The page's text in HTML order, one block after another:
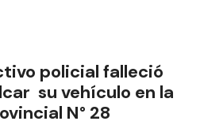
policial falleció
su vehículo en la
N° 28